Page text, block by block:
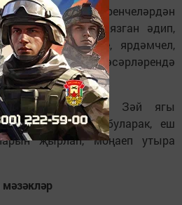
Аяз ага иң беренчеләрдән
нәфис әсәр язган әдип,
киң күңелле, ярдәмчел,
Аяз Гыйләҗевнең әсәрләрендә
икебез дә Зәй ягы
үскән кешеләр буларак, еш
җырлап, моңаеп утыра